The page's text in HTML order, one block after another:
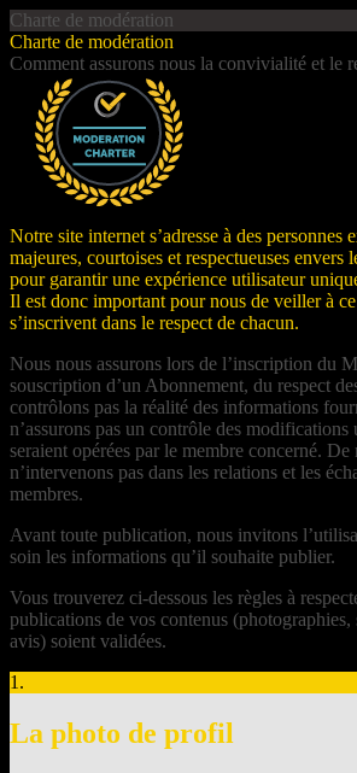
Charte de modération
Charte de modération
Comment assurons nous la convivialité et le
Notre site internet s’adresse à des personnes
majeures, courtoises et respectueuses envers
pour garantir une expérience utilisateur
Il est donc important pour nous de veiller à
s’inscrivent dans le respect de chacun.
Nous nous assurons lors de l’inscription du
souscription d’un Abonnement, du respect
contrôlons pas la réalité des informations
n’assurons pas un contrôle des
seraient opérées par le membre concerné. De
n’intervenons pas dans les relations et les
membres.
Avant toute publication, nous invitons
soin les informations qu’il souhaite publier.
Vous trouverez ci-dessous les règles à
publications de vos contenus (photographies,
avis) soient validées.
1.
La photo de profil